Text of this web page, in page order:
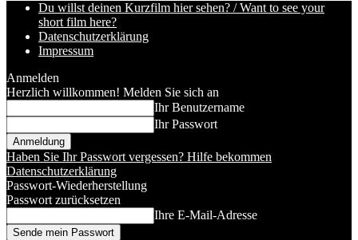
Du willst deinen Kurzfilm hier sehen? / Want to see your
short film here?
Datenschutzerklärung
Impressum
Anmelden
Herzlich willkommen! Melden Sie sich an
Ihr Benutzername
Ihr Passwort
Haben Sie Ihr Passwort vergessen? Hilfe bekommen
Datenschutzerklärung
Passwort-Wiederherstellung
Passwort zurücksetzen
Ihre E-Mail-Adresse